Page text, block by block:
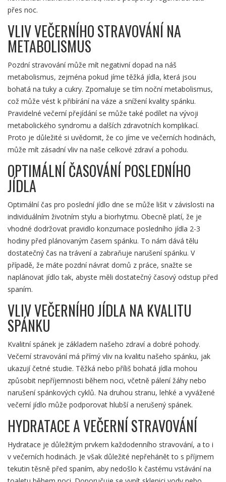
přes noc.
VLIV VEČERNÍHO STRAVOVÁNÍ NA
METABOLISMUS
Pozdní stravování může mít negativní dopad na náš
metabolismus, zejména pokud jíme těžká jídla, která jsou
bohatá na tuky a cukry. Zpomaluje se tím noční metabolismus,
což může vést k přibírání na váze a snížení kvality spánku.
Pravidelné večerní přejídání se může také podílet na vývoji
metabolického syndromu a dalších zdravotních komplikací.
Proto je důležité si uvědomit, že co jíme ve večerních hodinách,
může mít zásadní vliv na naše celkové zdraví a pohodu.
OPTIMÁLNÍ ČASOVÁNÍ POSLEDNÍHO
JÍDLA
Optimální čas pro poslední jídlo dne se může lišit v závislosti na
individuálním životním stylu a biorhytmu. Obecně platí, že je
vhodné dodržovat pravidlo konzumace posledního jídla 2-3
hodiny před plánovaným časem spánku. To nám dává tělu
dostatečný čas na trávení a zabraňuje narušení spánku. V
případě, že máte pozdní návrat domů z práce, snažte se
naplánovat jídlo tak, abyste měli dostatečný časový odstup před
spaním.
VLIV VEČERNÍHO JÍDLA NA KVALITU
SPÁNKU
Kvalitní spánek je základem našeho zdraví a dobré pohody.
Večerní stravování má přímý vliv na kvalitu našeho spánku, jak
ukazují četné studie. Těžká nebo příliš bohatá jídla mohou
způsobit nepříjemnosti během noci, včetně pálení žáhy nebo
narušení spánkových cyklů. Na druhou stranu, lehké a vyvážené
večerní jídlo může podporovat hlubší a nerušený spánek.
HYDRATACE A VEČERNÍ STRAVOVÁNÍ
Hydratace je důležitým prvkem každodenního stravování, a to i
v večerních hodinách. Je však důležité nepřehánět to s příjmem
tekutin těsně před spaním, aby nedošlo k častému vstávání na